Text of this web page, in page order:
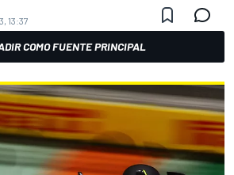
13:37
COMO FUENTE PRINCIPAL